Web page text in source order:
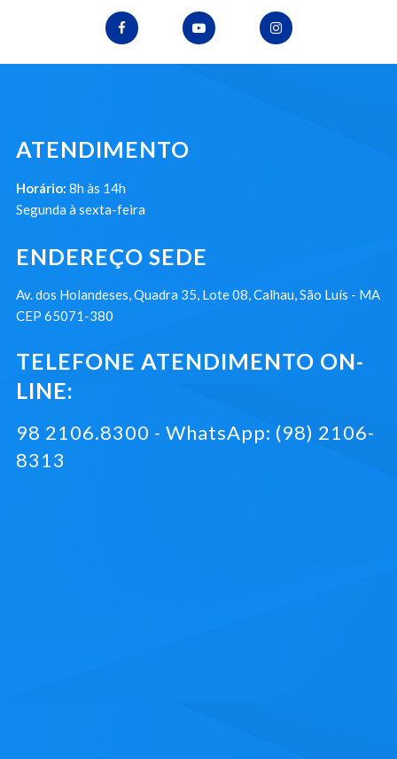
ATENDIMENTO
Horário: 8h às 14h
Segunda à sexta-feira
ENDEREÇO SEDE
Av. dos Holandeses, Quadra 35, Lote 08, Calhau, São Luís - MA
CEP 65071-380
TELEFONE ATENDIMENTO ON-
LINE:
98 2106.8300 - WhatsApp: (98) 2106-
8313